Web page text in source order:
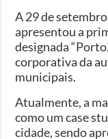
A 29 de
apresentou a
designada
corporativa da
municipais.
Atualmente, a
como um case
cidade, sendo